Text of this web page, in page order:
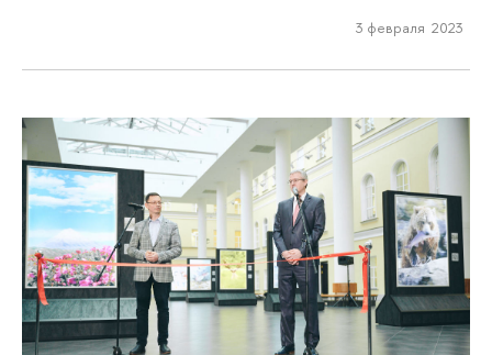
3 февраля 2023